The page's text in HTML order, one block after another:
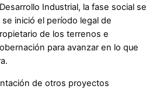
Industrial, la fase social se
inició el período legal de
de los terrenos e
para avanzar en lo que
de otros proyectos